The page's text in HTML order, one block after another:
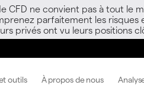
CFD ne convient pas à tout
parfaitement les
privés ont vu leurs positions
outils À propos de nous